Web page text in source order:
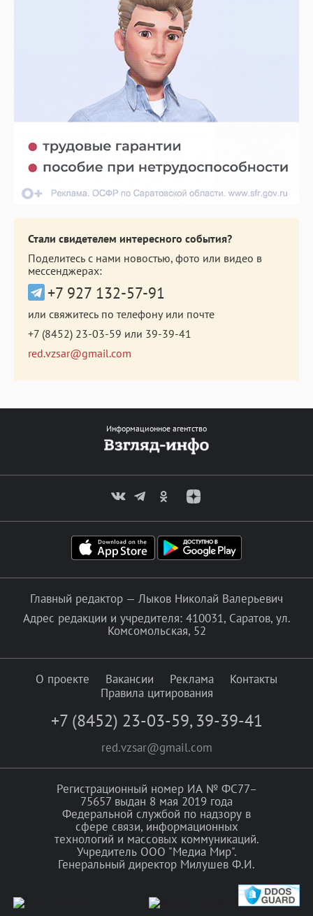
Стали свидетелем интересного события?
Поделитесь с нами новостью, фото или видео в
мессенджерах:
+7 927 132-57-91
или свяжитесь по телефону или почте
+7 (8452) 23-03-59 или 39-39-41
red.vzsar@gmail.com
Информационное агентство
Главный редактор — Лыков Николай Валерьевич
Адрес редакции и учредителя: 410031, Саратов, ул.
Комсомольская, 52
О проекте Вакансии Реклама
Контакты
Правила цитирования
+7 (8452) 23-03-59, 39-39-41
red.vzsar@gmail.com
Регистрационный номер ИА № ФС77–
75657 выдан 8 мая 2019 года
Федеральной службой по надзору в
сфере связи, информационных
технологий и массовых коммуникаций.
Учредитель ООО "Медиа Мир".
Генеральный директор Милушев Ф.И.